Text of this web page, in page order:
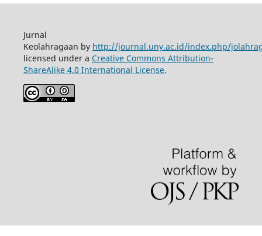
Jurnal
Keolahragaan by http://journal.uny.ac.id/index.php/
licensed under a Creative Commons Attribution-
ShareAlike 4.0 International License.